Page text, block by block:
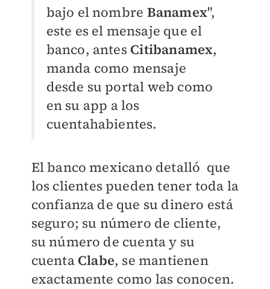
bajo el nombre Banamex",
este es el mensaje que el
banco, antes Citibanamex,
manda como mensaje
desde su portal web como
en su app a los
cuentahabientes.
El banco mexicano detalló que
los clientes pueden tener toda la
confianza de que su dinero está
seguro; su número de cliente,
su número de cuenta y su
cuenta Clabe, se mantienen
exactamente como las conocen.